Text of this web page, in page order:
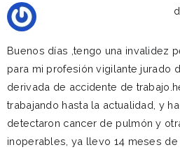
Buenos días ,tengo una invalidez
para mi profesión vigilante jurado
derivada de accidente de
trabajando hasta la actualidad, y
detectaron cancer de pulmón y
inoperables, ya llevo 14 meses